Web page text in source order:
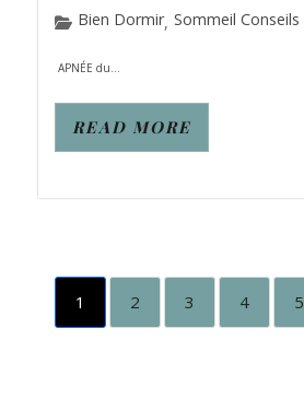
Bien Dormir, Sommeil Conseils
APNÉE du...
READ MORE
1 2 3 4 5